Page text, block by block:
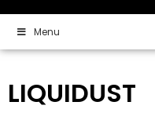
Menu
LIQUIDUST